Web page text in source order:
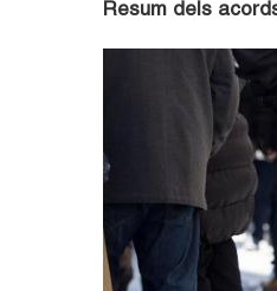
Resum dels